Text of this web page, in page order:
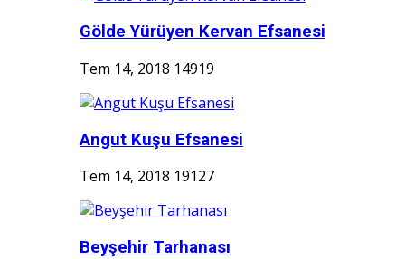
Gölde Yürüyen Kervan Efsanesi
Tem 14, 2018 14919
Angut Kuşu Efsanesi
Tem 14, 2018 19127
Beyşehir Tarhanası